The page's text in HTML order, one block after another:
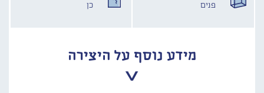
פנים
כן
מידע נוסף על היצירה